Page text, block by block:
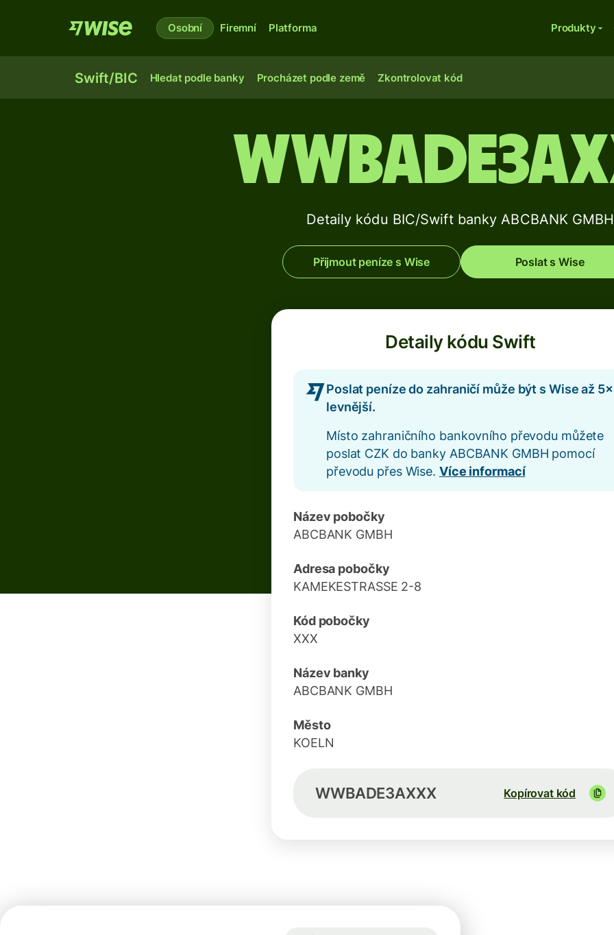
Osobní Firemní Platforma Produkty
Swift/BIC Hledat podle banky Procházet podle země Zkontrolovat kód
Detaily kódu BIC/Swift banky ABCBANK GMBH
Přijmout peníze s Wise Poslat s Wise
Detaily kódu Swift
Poslat peníze do zahraničí může být s Wise až 5×
levnější.
Místo zahraničního bankovního převodu můžete
poslat CZK do banky ABCBANK GMBH pomocí
převodu přes Wise. Více informací
Název pobočky
ABCBANK GMBH
Adresa pobočky
KAMEKESTRASSE 2-8
Kód pobočky
XXX
Název banky
ABCBANK GMBH
Město
KOELN
WWBADE3AXXX Kopírovat kód